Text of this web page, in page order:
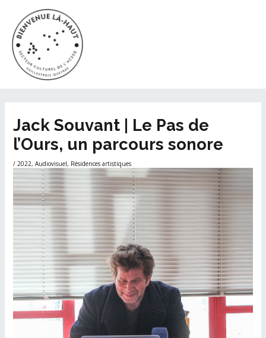
contenu
Jack Souvant | Le Pas de
l’Ours, un parcours sonore
/2022,Audiovisuel, Résidences artistiques
des
articles